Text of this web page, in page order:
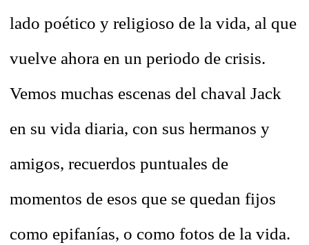
lado poético y religioso de la vida, al que
vuelve ahora en un periodo de crisis.
Vemos muchas escenas del chaval Jack
en su vida diaria, con sus hermanos y
amigos, recuerdos puntuales de
momentos de esos que se quedan fijos
como epifanías, o como fotos de la vida.